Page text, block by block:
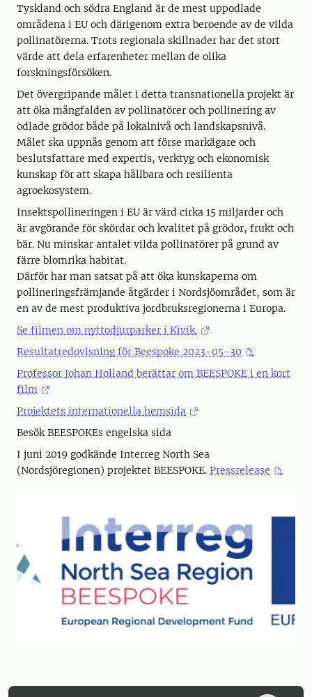
Tyskland och södra England är de mest uppodlade
områdena i EU och därigenom extra beroende av de vilda
pollinatörerna. Trots regionala skillnader har det stort
värde att dela erfarenheter mellan de olika
forskningsförsöken.
Det övergripande målet i detta transnationella projekt är
att öka mångfalden av pollinatörer och pollinering av
odlade grödor både på lokalnivå och landskapsnivå.
Målet ska uppnås genom att förse markägare och
beslutsfattare med expertis, verktyg och ekonomisk
kunskap för att skapa hållbara och resilienta
agroekosystem.
Insektspollineringen i EU är värd cirka 15 miljarder och
är avgörande för skördar och kvalitet på grödor, frukt och
bär. Nu minskar antalet vilda pollinatörer på grund av
färre blomrika habitat.
Därför har man satsat på att öka kunskaperna om
pollineringsfrämjande åtgärder i Nordsjöområdet, som är
en av de mest produktiva jordbruksregionerna i Europa.
Se filmen om nyttodjurparker i Kivik.
Resultatredovisning för Beespoke 2023-05-30
Professor Johan Holland berättar om BEESPOKE i en kort
film
Projektets internationella hemsida
Besök BEESPOKEs engelska sida
I juni 2019 godkände Interreg North Sea
(Nordsjöregionen) projektet BEESPOKE. Pressrelease